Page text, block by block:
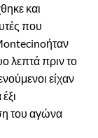
και
που
ήταν
λεπτά πριν το
είχαν
του αγώνα